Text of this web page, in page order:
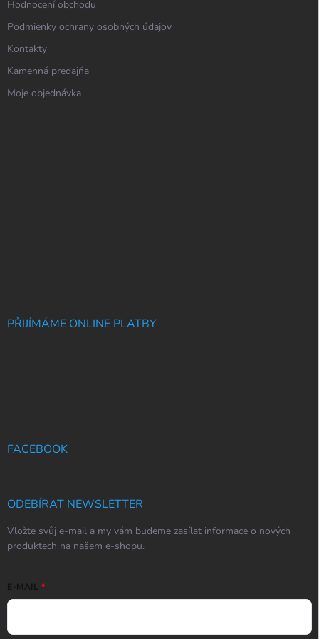
Hodnocení obchodu
Podmienky ochrany osobných údajov
Kontakty
Kamenná predajňa
Moje objednávka
PŘIJÍMÁME ONLINE PLATBY
FACEBOOK
ODEBÍRAT NEWSLETTER
Vložte svůj e-mail a my vám budeme zasílat informace o nových
produktech na našem e-shopu.
E-MAIL